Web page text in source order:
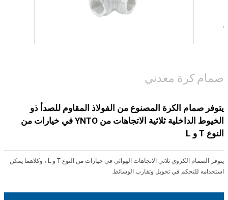
صمام كرة معدني
يتوفر صمام الكرة المصنوع من الفولاذ المقاوم للصدأ ذو
الخيوط الداخلية ثلاثية الاتجاهات من YNTO في خيارات من
النوع T و L
يتوفر الصمام الكروي ثلاثي الاتجاهات الهوائي في خيارات من النوع T و L ، وكلاهما يمكن
استخدامه للتحكم في تحويل وتقارب الوسائط.